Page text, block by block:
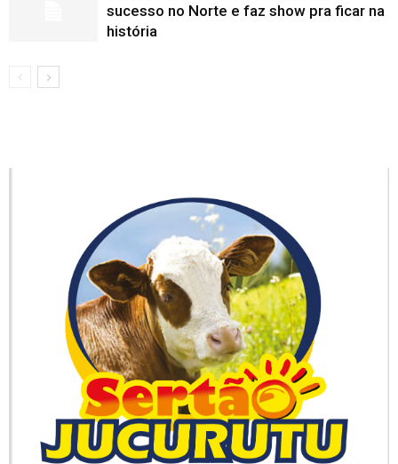
sucesso no Norte e faz show pra ficar na
história